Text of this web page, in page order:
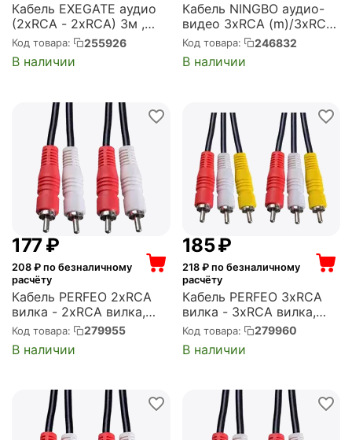
Кабель EXEGATE аудио
(2xRCA - 2xRCA) 3м ,
позолоченные разъемы
(EX254084RUS)
Код товара: 255926
В наличии
Кабель NINGBO аудио-
видео 3хRCA (m)/3хRCA
(m) 1м. черный
(JAAC027-1)
Код товара: 246832
В наличии
‍177‍₽
208 ₽ по безналичному
расчёту
Кабель PERFEO 2xRCA
вилка - 2xRCA вилка,
длина 3 м. (R3004)
Код товара: 279955
В наличии
‍185‍₽
218₽ по безналичному
расчёту
Кабель PERFEO 3xRCA
вилка - 3xRCA вилка,
длина 3 м. (R3104)
Код товара: 279960
В наличии